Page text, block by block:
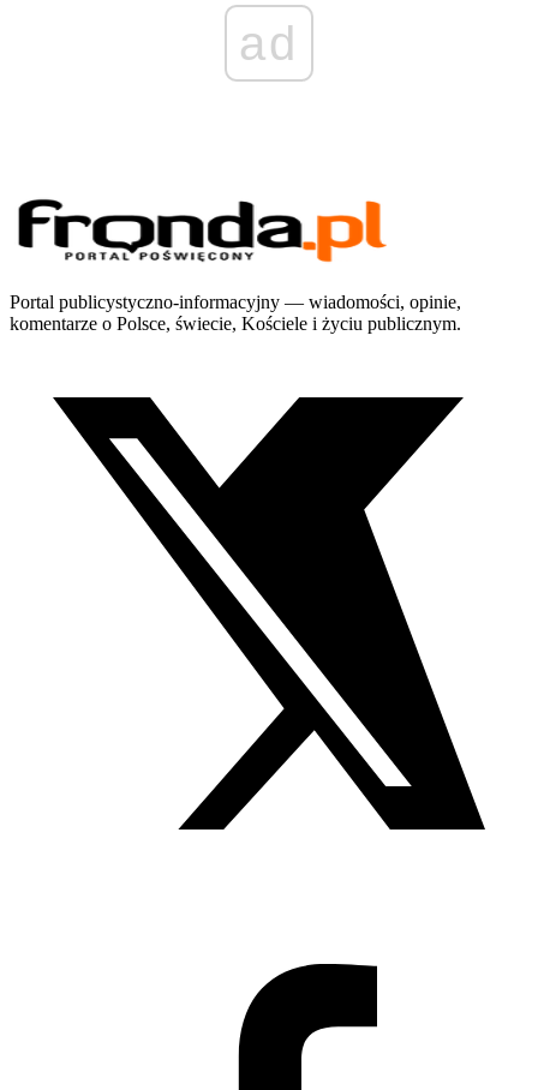
ad
Portal publicystyczno-informacyjny — wiadomości, opinie,
komentarze o Polsce, świecie, Kościele i życiu publicznym.